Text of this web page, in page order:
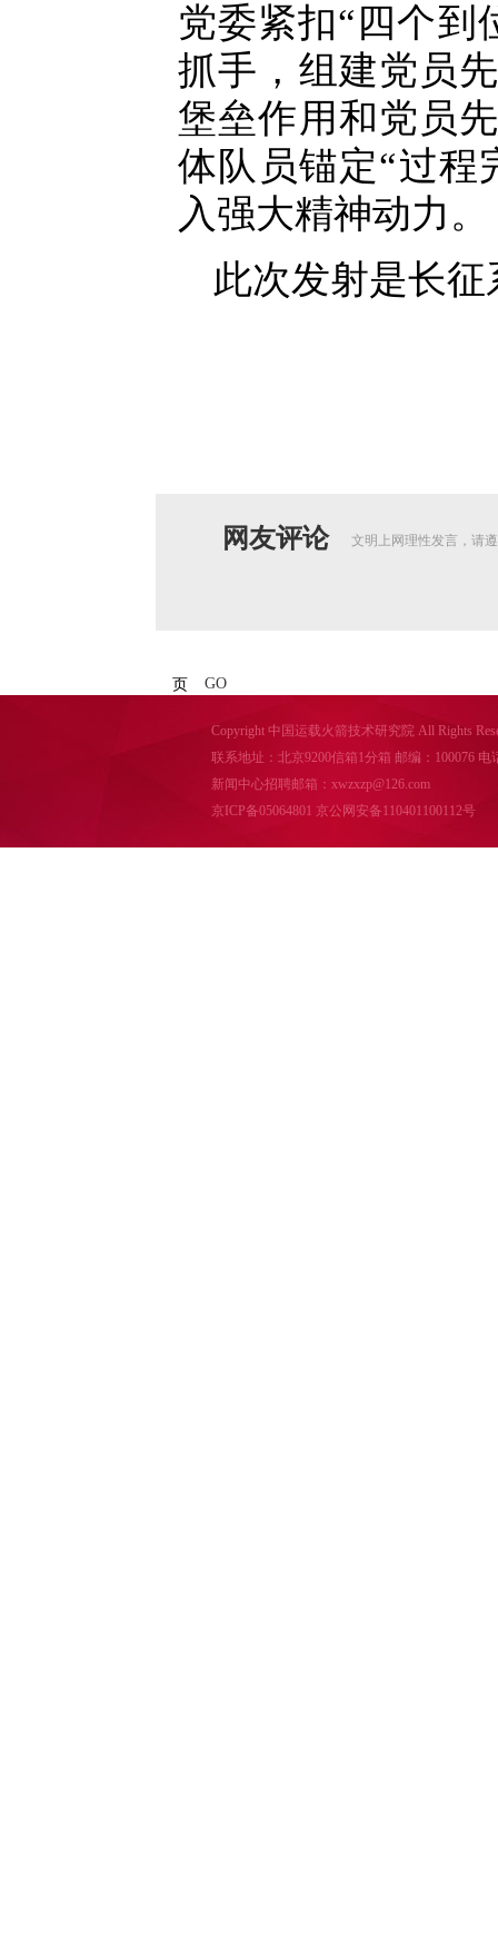
党委紧扣“四个到
抓手，组建党员
堡垒作用和党员
体队员锚定“过程
入强大精神动力。
此次发射是长
网友评论 文明上网理性发言，请
页 GO
Copyright 中国运载火箭技术研究院 All Rights
联系地址：北京9200信箱1分箱 邮编：100076 电
新闻中心招聘邮箱：xwzxzp@126.com
京ICP备05064801 京公网安备110401100112号